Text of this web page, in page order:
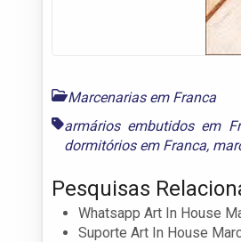
Marcenarias em Franca
armários embutidos em
dormitórios em Franca,
Pesquisas
Whatsapp Art In House
Suporte Art In House